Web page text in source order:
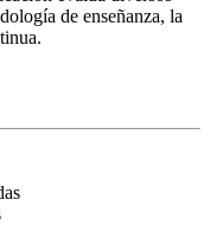
de enseñanza, la